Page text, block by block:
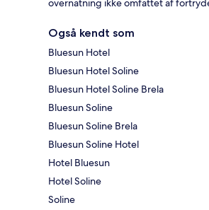
overnatning ikke omfattet af
Også kendt som
Bluesun Hotel
Bluesun Hotel Soline
Bluesun Hotel Soline Brela
Bluesun Soline
Bluesun Soline Brela
Bluesun Soline Hotel
Hotel Bluesun
Hotel Soline
Soline